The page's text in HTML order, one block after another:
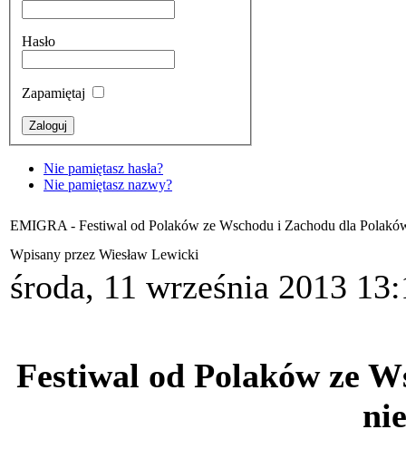
Hasło
Zapamiętaj
Nie pamiętasz hasła?
Nie pamiętasz nazwy?
EMIGRA - Festiwal od Polaków ze Wschodu i Zachodu dla
Wpisany przez Wiesław Lewicki
środa, 11 września 2013
Festiwal od Polaków ze